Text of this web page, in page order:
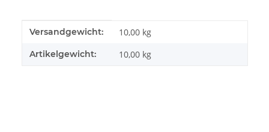
Produkteigenschaft
Wert
Versandgewicht: 10,00 kg
Artikelgewicht: 10,00 kg